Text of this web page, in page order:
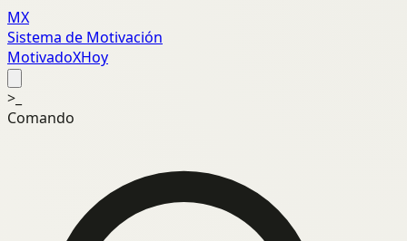
MX
Sistema de Motivación
MotivadoXHoy
>_
Comando